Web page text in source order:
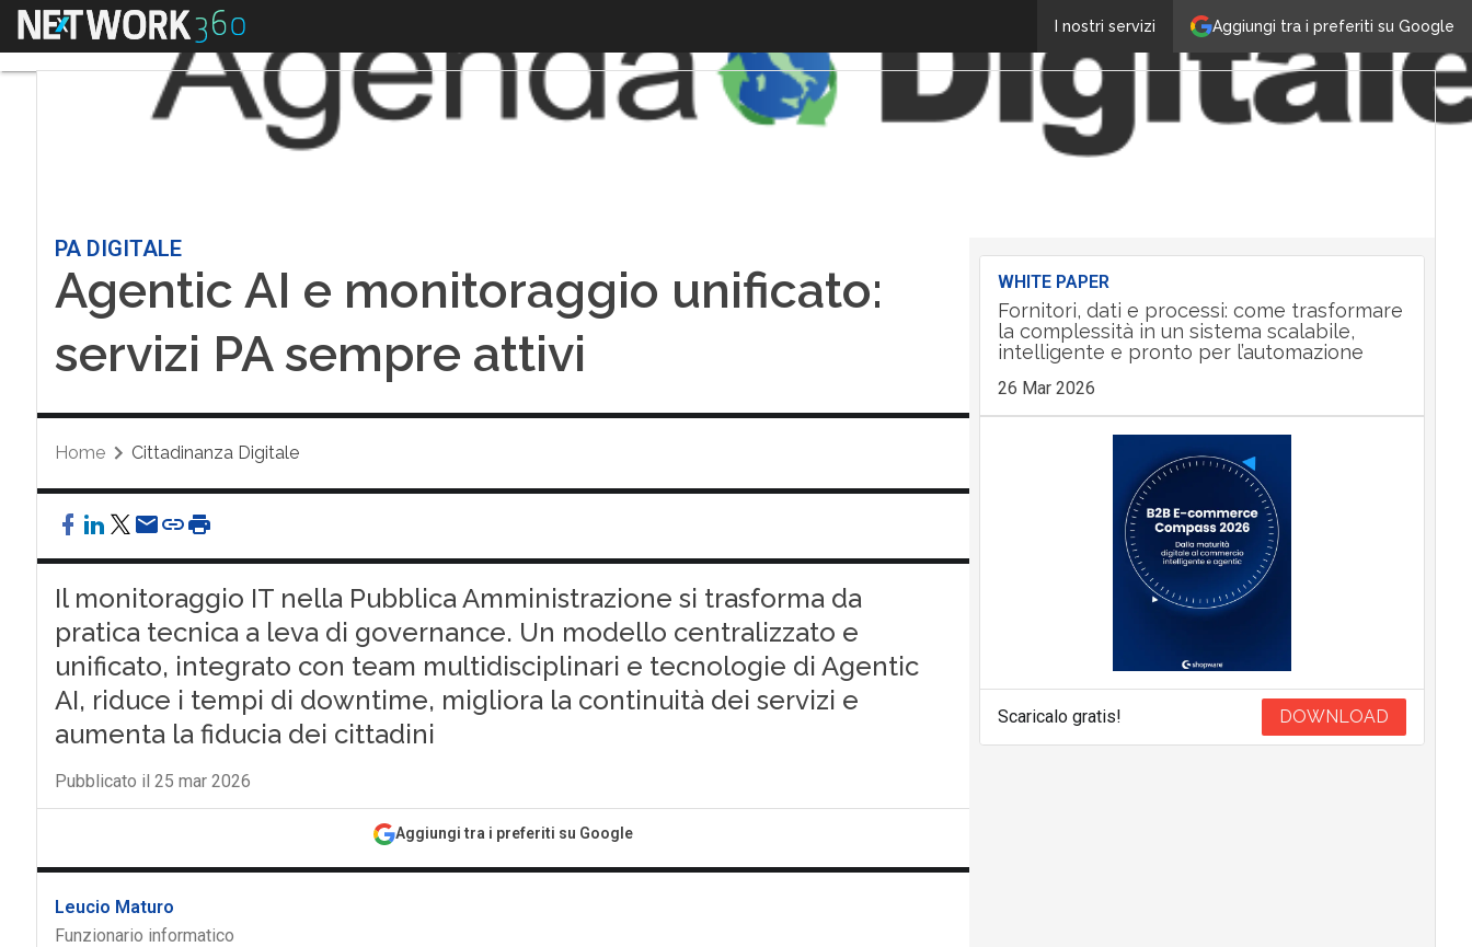
Aggiungi tra i preferiti su Google
I nostri servizi
Menu
PA DIGITALE
Agentic AI e monitoraggio unificato:
servizi PA sempre attivi
Home Cittadinanza Digitale
Il monitoraggio IT nella Pubblica Amministrazione si trasforma da
pratica tecnica a leva di governance. Un modello centralizzato e
unificato, integrato con team multidisciplinari e tecnologie di Agentic
AI, riduce i tempi di downtime, migliora la continuità dei servizi e
aumenta la fiducia dei cittadini
Pubblicato il 25 mar 2026
Aggiungi tra i preferiti su Google
Leucio Maturo
Funzionario informatico
WHITE PAPER
Fornitori, dati e processi: come trasformare
la complessità in un sistema scalabile,
intelligente e pronto per l’automazione
26 Mar 2026
Scaricalo gratis! DOWNLOAD